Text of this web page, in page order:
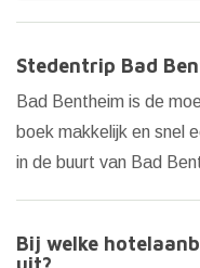
Stedentrip Bad
Bad Bentheim is de
boek makkelijk en snel
in de buurt van Bad
Bij welke